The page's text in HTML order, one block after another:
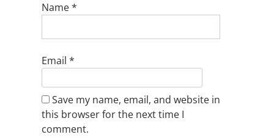
Name*
Email *
Save my name, email, and website in
this browser for the next time I
comment.